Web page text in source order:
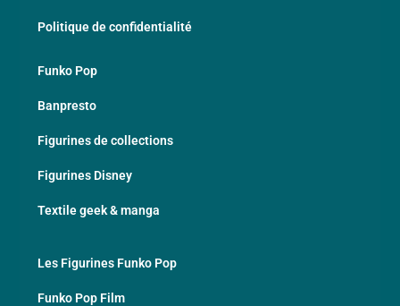
Politique de confidentialité
Funko Pop
Banpresto
Figurines de collections
Figurines Disney
Textile geek & manga
Les Figurines Funko Pop
Funko Pop Film